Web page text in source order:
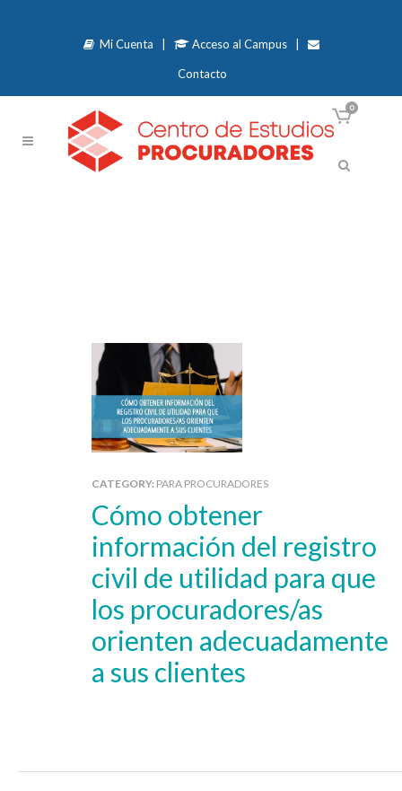
Mi Cuenta Acceso al Campus|
Contacto
0
CATEGORY: PARA PROCURADORES
Cómo obtener
información del registro
civil de utilidad para que
los procuradores/as
orienten adecuadamente
a sus clientes